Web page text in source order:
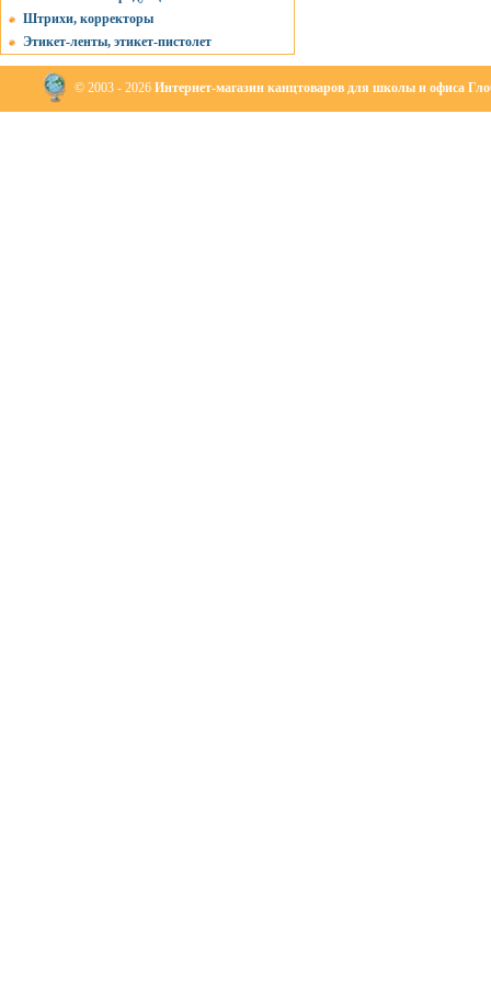
Штрихи, корректоры
Этикет-ленты, этикет-пистолет
© 2003 - 2026 Интернет-магазин канцтоваров для школы и офиса